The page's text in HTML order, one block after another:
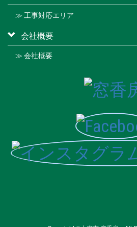
≫ 工事対応エリア
会社概要
≫ 会社概要